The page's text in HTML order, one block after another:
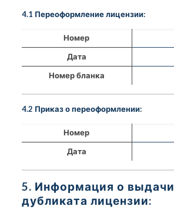
4.1 Переоформление лицензии:
Номер
Дата
Номер бланка
4.2 Приказ о переоформлении:
Номер
Дата
5. Информация о выдачи
дубликата лицензии: